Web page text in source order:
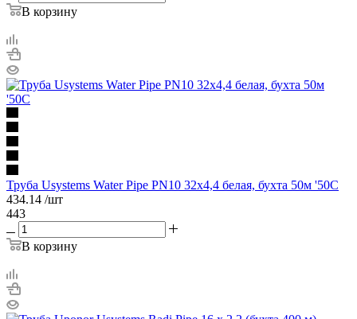
В корзину
Труба Usystems Water Pipe PN10 32x4,4 белая, бухта 50м '50С
434.14 /шт
443
В корзину